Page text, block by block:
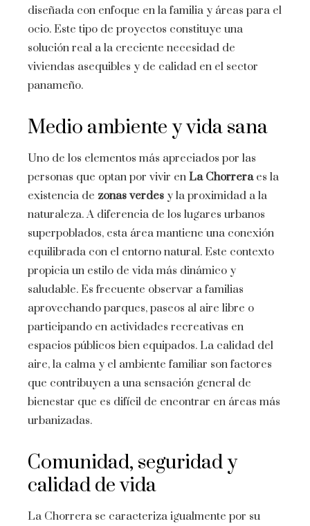
diseñada con enfoque en la familia y áreas para el
ocio. Este tipo de proyectos constituye una
solución real a la creciente necesidad de
viviendas asequibles y de calidad en el sector
panameño.
Medio ambiente y vida sana
Uno de los elementos más apreciados por las
personas que optan por vivir en La Chorreraes la
existencia de zonas verdes y la proximidad a la
naturaleza. A diferencia de los lugares urbanos
superpoblados, esta área mantiene una conexión
equilibrada con el entorno natural. Este contexto
propicia un estilo de vida más dinámico y
saludable. Es frecuente observar a familias
aprovechando parques, paseos al aire libre o
participando en actividades recreativas en
espacios públicos bien equipados. La calidad del
aire, la calma y el ambiente familiar son factores
que contribuyen a una sensación general de
bienestar que es difícil de encontrar en áreas más
urbanizadas.
Comunidad, seguridad y
calidad de vida
La Chorrera se caracteriza igualmente por su